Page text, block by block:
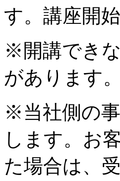
す。講座開
※開講でき
があります。
※当社側の
します。お
た場合は、